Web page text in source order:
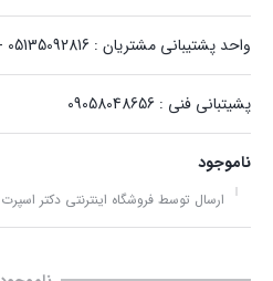
واحد پشتیبانی مشتریان : 05135092816 - 09157153791
پشیتبانی فنی : 09058048656
ناموجود
ارسال توسط فروشگاه اینترنتی دکتر اسپرت